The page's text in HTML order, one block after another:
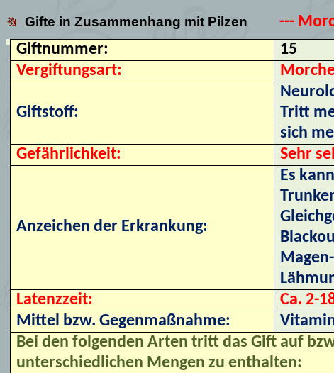
Gifte in Zusammenhang mit Pilzen ---
Giftnummer:
15
Vergiftungsart:
Giftstoff:
Tritt
sich
Gefährlichkeit:
Sehr
Anzeichen der Erkrankung:
Es
Latenzzeit:
Ca. 2-
Mittel bzw. Gegenmaßnahme:
Bei den folgenden Arten tritt das Gift auf
unterschiedlichen Mengen zu enthalten: